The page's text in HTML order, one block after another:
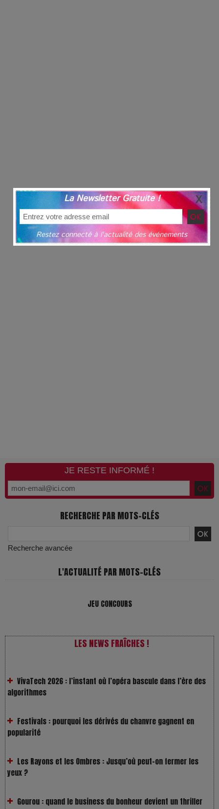
JE RESTE INFORMÉ !
RECHERCHE PAR MOTS-CLÉS
Recherche avancée
L'ACTUALITÉ PAR MOTS-CLÉS
JEU CONCOURS
LES NEWS FRAÎCHES !
La Newsletter Gratuite !
Restez connecté à l'actualité des événements